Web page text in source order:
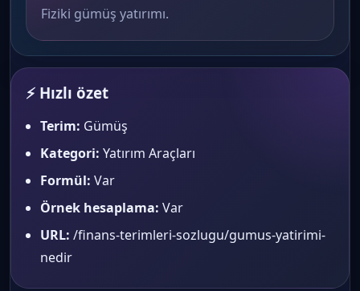
Fiziki gümüş yatırımı.
⚡ Hızlı özet
Terim: Gümüş
Kategori: Yatırım Araçları
Formül: Var
Örnek hesaplama: Var
URL: /finans-terimleri-sozlugu/gumus-yatirimi-
nedir